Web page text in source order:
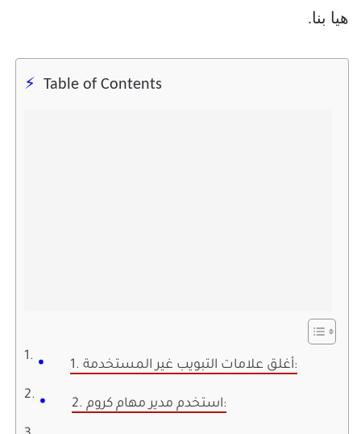
هيا بنا.
Table of Contents
1. أغلق علامات التبويب غير المستخدمة:
2. استخدم مدير مهام كروم: